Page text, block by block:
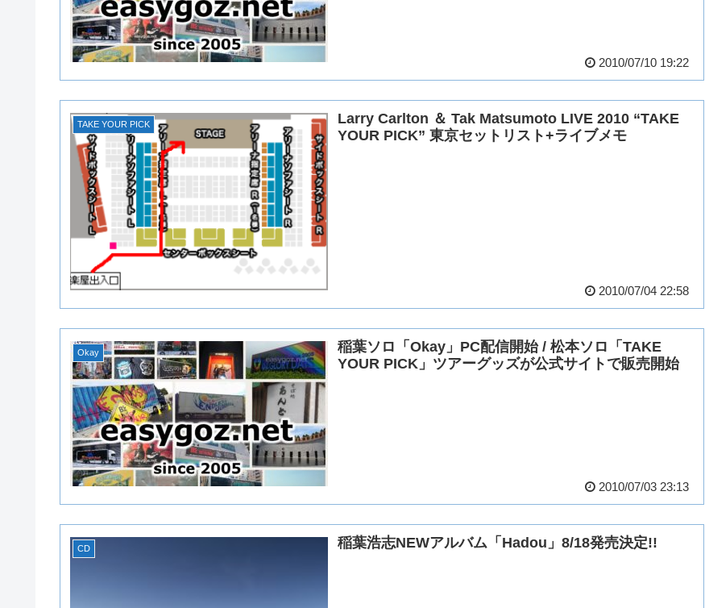
2010/07/10 19:22
TAKE YOUR PICK
Larry Carlton ＆ Tak Matsumoto LIVE 2010 “TAKE
YOUR PICK” 東京セットリスト+ライブメモ
2010/07/04 22:58
Okay
稲葉ソロ「Okay」PC配信開始 / 松本ソロ「TAKE
YOUR PICK」ツアーグッズが公式サイトで販売開始
2010/07/03 23:13
CD 稲葉浩志NEWアルバム「Hadou」8/18発売決定!!